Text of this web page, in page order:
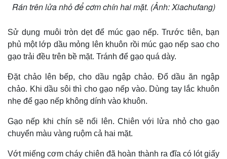
Rán trên lửa nhỏ để cơm chín hai mặt. (Ảnh: Xiachufang)
Sử dụng muôi tròn dẹt để múc gạo nếp. Trước tiên, bạn
phủ một lớp dầu mỏng lên khuôn rồi múc gạo nếp sao cho
gạo trải đều trên bề mặt. Tránh để gạo quá dày.
Đặt chảo lên bếp, cho dầu ngập chảo. Đổ dầu ăn ngập
chảo. Khi dầu sôi thì cho gạo nếp vào. Dùng tay lắc khuôn
nhẹ để gạo nếp không dính vào khuôn.
Gạo nếp khi chín sẽ nổi lên. Chiên với lửa nhỏ cho gạo
chuyển màu vàng ruộm cả hai mặt.
Vớt miếng cơm cháy chiên đã hoàn thành ra đĩa có lót giấy